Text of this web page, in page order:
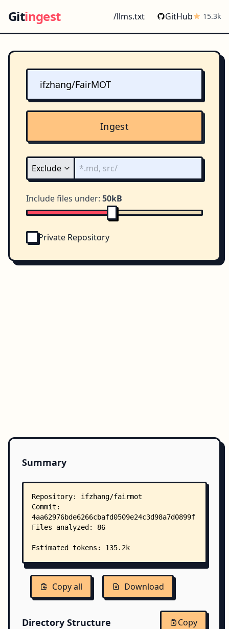
Gitingest /llms.txt GitHub 15.3k
Ingest
Include files under: 50kB
Private Repository
Summary
Copy all Download
Directory Structure Copy